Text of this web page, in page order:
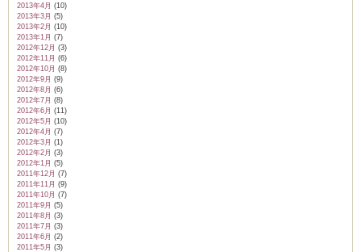
2013年4月 (10)
2013年3月 (5)
2013年2月 (10)
2013年1月 (7)
2012年12月 (3)
2012年11月 (6)
2012年10月 (8)
2012年9月 (9)
2012年8月 (6)
2012年7月 (8)
2012年6月 (11)
2012年5月 (10)
2012年4月 (7)
2012年3月 (1)
2012年2月 (3)
2012年1月 (5)
2011年12月 (7)
2011年11月 (9)
2011年10月 (7)
2011年9月 (5)
2011年8月 (3)
2011年7月 (3)
2011年6月 (2)
2011年5月 (3)